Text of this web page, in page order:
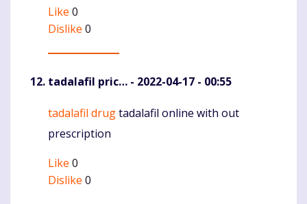
Like 0
Dislike 0
tadalafil pric… - 2022-04-17 - 00:55
Komentaras
tadalafil drugtadalafil online with out
prescription
Like 0
Dislike 0